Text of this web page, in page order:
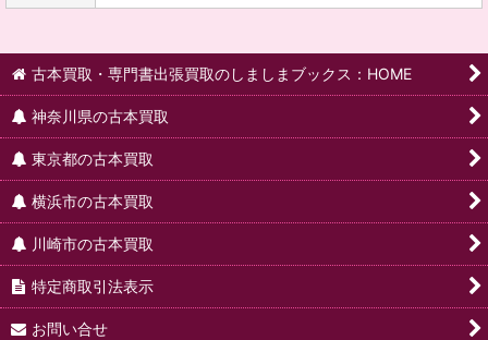
古本買取・専門書出張買取のしましまブックス：HOME
神奈川県の古本買取
東京都の古本買取
横浜市の古本買取
川崎市の古本買取
特定商取引法表示
お問い合せ